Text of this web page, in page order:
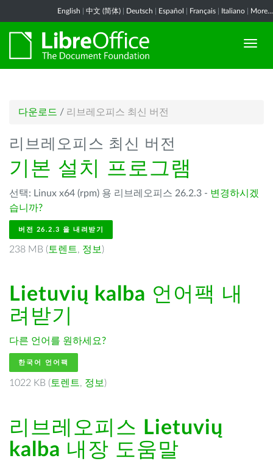
English 中文 (简体) Deutsch Español Français Italiano More...
다운로드 / 리브레오피스 최신 버전
리브레오피스 최신 버전
기본 설치 프로그램
선택: Linux x64 (rpm) 용 리브레오피스 26.2.3 - 변경하시겠
습니까?
버전 26.2.3 을 내려받기
238 MB ( 토렌트, 정보 )
Lietuvių kalba 언어팩 내
려받기
다른 언어를 원하세요?
한국어 언어팩
1022 KB ( 토렌트, 정보 )
리브레오피스 Lietuvių
kalba 내장 도움말